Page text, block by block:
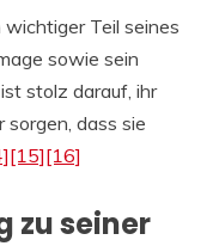
Teil seines
sowie sein
stolz darauf, ihr
sorgen, dass sie
[15][16]
zu seiner